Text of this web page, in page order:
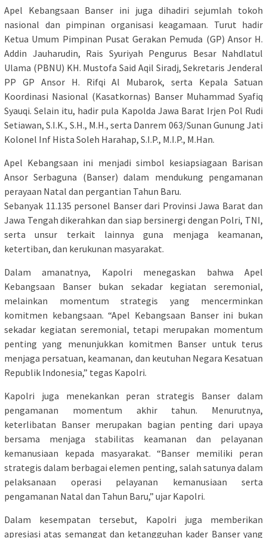
Apel Kebangsaan Banser ini juga dihadiri sejumlah tokoh
nasional dan pimpinan organisasi keagamaan. Turut hadir
Ketua Umum Pimpinan Pusat Gerakan Pemuda (GP) Ansor H.
Addin Jauharudin, Rais Syuriyah Pengurus Besar Nahdlatul
Ulama (PBNU) KH. Mustofa Said Aqil Siradj, Sekretaris Jenderal
PP GP Ansor H. Rifqi Al Mubarok, serta Kepala Satuan
Koordinasi Nasional (Kasatkornas) Banser Muhammad Syafiq
Syauqi. Selain itu, hadir pula Kapolda Jawa Barat Irjen Pol Rudi
Setiawan, S.I.K., S.H., M.H., serta Danrem 063/Sunan Gunung Jati
Kolonel Inf Hista Soleh Harahap, S.I.P., M.I.P., M.Han.
Apel Kebangsaan ini menjadi simbol kesiapsiagaan Barisan
Ansor Serbaguna (Banser) dalam mendukung pengamanan
perayaan Natal dan pergantian Tahun Baru.
Sebanyak 11.135 personel Banser dari Provinsi Jawa Barat dan
Jawa Tengah dikerahkan dan siap bersinergi dengan Polri, TNI,
serta unsur terkait lainnya guna menjaga keamanan,
ketertiban, dan kerukunan masyarakat.
Dalam amanatnya, Kapolri menegaskan bahwa Apel
Kebangsaan Banser bukan sekadar kegiatan seremonial,
melainkan momentum strategis yang mencerminkan
komitmen kebangsaan. “Apel Kebangsaan Banser ini bukan
sekadar kegiatan seremonial, tetapi merupakan momentum
penting yang menunjukkan komitmen Banser untuk terus
menjaga persatuan, keamanan, dan keutuhan Negara Kesatuan
Republik Indonesia,” tegas Kapolri.
Kapolri juga menekankan peran strategis Banser dalam
pengamanan momentum akhir tahun. Menurutnya,
keterlibatan Banser merupakan bagian penting dari upaya
bersama menjaga stabilitas keamanan dan pelayanan
kemanusiaan kepada masyarakat. “Banser memiliki peran
strategis dalam berbagai elemen penting, salah satunya dalam
pelaksanaan operasi pelayanan kemanusiaan serta
pengamanan Natal dan Tahun Baru,” ujar Kapolri.
Dalam kesempatan tersebut, Kapolri juga memberikan
apresiasi atas semangat dan ketangguhan kader Banser yang